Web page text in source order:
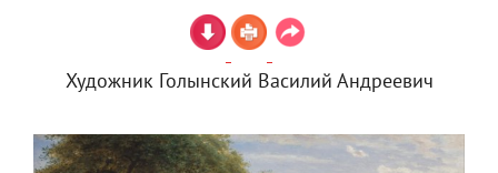
Художник Голынский Василий Андреевич